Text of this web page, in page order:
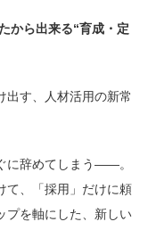
から出来る“育成・定
す、人材活用の新常
に辞めてしまう——。
て、「採用」だけに頼
プを軸にした、新しい